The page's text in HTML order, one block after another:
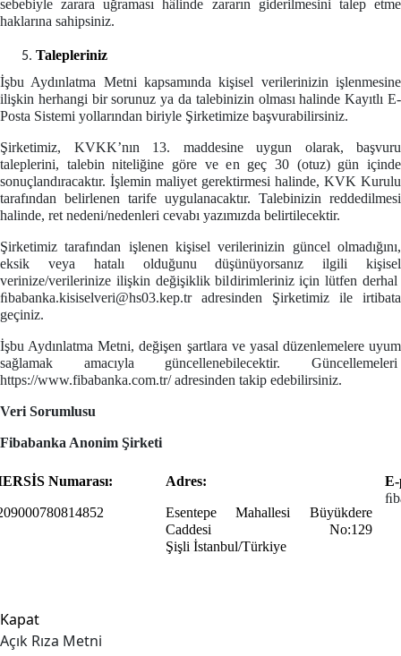
sebebiyle zarara uğraması hâlinde zararın giderilmesini talep etme
haklarına sahipsiniz.
Talepleriniz
İşbu Aydınlatma Metni kapsamında kişisel verilerinizin işlenmesine
ilişkin herhangi bir sorunuz ya da talebinizin olması halinde Kayıtlı E-
Posta Sistemi yollarından biriyle Şirketimize başvurabilirsiniz.
Şirketimiz, KVKK’nın 13. maddesine uygun olarak, başvuru
taleplerini, talebin niteliğine göre ve en geç 30 (otuz) gün içinde
sonuçlandıracaktır. İşlemin maliyet gerektirmesi halinde, KVK Kurulu
tarafından belirlenen tarife uygulanacaktır. Talebinizin reddedilmesi
halinde, ret nedeni/nedenleri cevabı yazımızda belirtilecektir.
Şirketimiz tarafından işlenen kişisel verilerinizin güncel olmadığını,
eksik veya hatalı olduğunu düşünüyorsanız ilgili kişisel
verinize/verilerinize ilişkin değişiklik bildirimleriniz için lütfen derhal
ﬁbabanka.kisiselveri@hs03.kep.tradresinden Şirketimiz ile irtibata
geçiniz.
İşbu Aydınlatma Metni, değişen şartlara ve yasal düzenlemelere uyum
sağlamak amacıyla güncellenebilecektir. Güncellemeleri
https://www.fibabanka.com.tr/adresinden takip edebilirsiniz.
Veri Sorumlusu
Fibabanka Anonim Şirketi
Numarası: Adres:
Esentepe Mahallesi Büyükdere
Caddesi No:129
Şişli İstanbul/Türkiye
E-
Kapat
Açık Rıza Metni